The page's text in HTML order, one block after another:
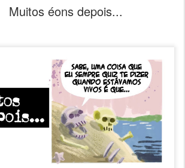
Muitos éons depois...